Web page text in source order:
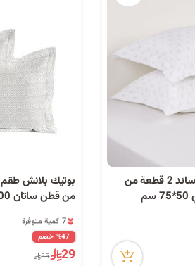
بوتيك بلانش طقم أكياس وسائد 2 قطعة من
من قطن ساتان 300 خيط طبيعي 50*90 سم
7 كمية متوفرة
8 مشاهدة مؤخراً
7 كمية متوفرة
8 مشاهدة مؤخراً
%47 خصم
29
55